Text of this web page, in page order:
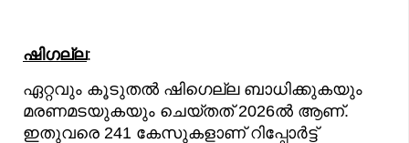
ഷിഗല്ല:
ഏറ്റവും കൂടുതൽ ഷിഗെല്ല ബാധിക്കുകയും
മരണമടയുകയും ചെയ്തത് 2026ൽ ആണ്.
ഇതുവരെ 241 കേസുകളാണ് റിപ്പോർട്ട്